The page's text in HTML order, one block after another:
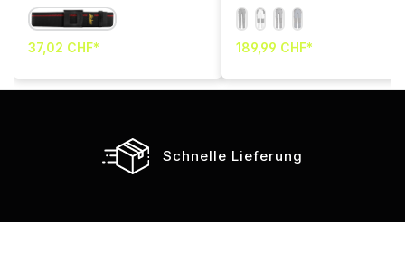
37,02 CHF* 189,99 CHF*
Schnelle Lieferung